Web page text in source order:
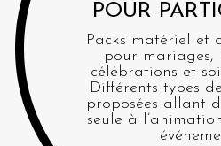
POUR
Packs matériel et
pour mariages,
célébrations et
Différents types
proposées allant
seule à